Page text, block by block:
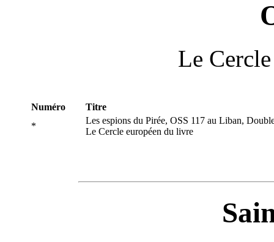
Le
Numéro
Titre
*
Les espions du Pirée, OSS 117 au Liban,
Le Cercle européen du livre